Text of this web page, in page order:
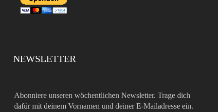
NEWSLETTER
Abonniere unseren wöchentlichen Newsletter. Trage dich
dafür mit deinem Vornamen und deiner E-Mailadresse ein.